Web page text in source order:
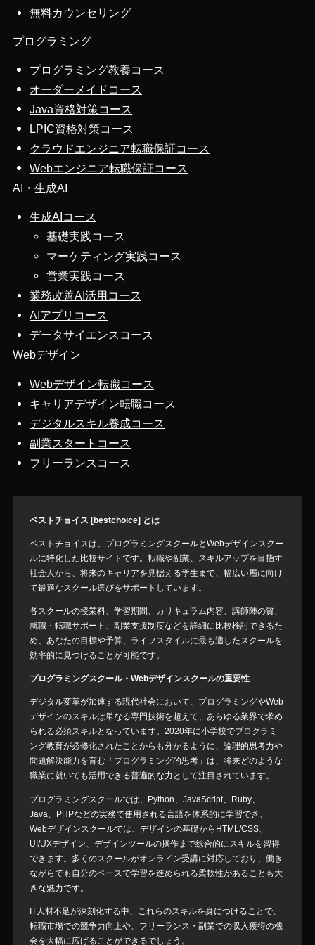
無料カウンセリング
プログラミング
プログラミング教養コース
オーダーメイドコース
Java資格対策コース
LPIC資格対策コース
クラウドエンジニア転職保証コース
Webエンジニア転職保証コース
AI・生成AI
生成AIコース
基礎実践コース
マーケティング実践コース
営業実践コース
業務改善AI活用コース
AIアプリコース
データサイエンスコース
Webデザイン
Webデザイン転職コース
キャリアデザイン転職コース
デジタルスキル養成コース
副業スタートコース
フリーランスコース
ベストチョイス [bestchoice] とは
ベストチョイスは、プログラミングスクールとWebデザインスクー
ルに特化した比較サイトです。転職や副業、スキルアップを目指す
社会人から、将来のキャリアを見据える学生まで、幅広い層に向け
て最適なスクール選びをサポートしています。
各スクールの授業料、学習期間、カリキュラム内容、講師陣の質、
就職・転職サポート、副業支援制度などを詳細に比較検討できるた
め、あなたの目標や予算、ライフスタイルに最も適したスクールを
効率的に見つけることが可能です。
プログラミングスクール・Webデザインスクールの重要性
デジタル変革が加速する現代社会において、プログラミングやWeb
デザインのスキルは単なる専門技術を超えて、あらゆる業界で求め
られる必須スキルとなっています。2020年に小学校でプログラミ
ング教育が必修化されたことからも分かるように、論理的思考力や
問題解決能力を育む「プログラミング的思考」は、将来どのような
職業に就いても活用できる普遍的な力として注目されています。
プログラミングスクールでは、Python、JavaScript、Ruby、
Java、PHPなどの実務で使用される言語を体系的に学習でき、
Webデザインスクールでは、デザインの基礎からHTML/CSS、
UI/UXデザイン、デザインツールの操作まで総合的にスキルを習得
できます。多くのスクールがオンライン受講に対応しており、働き
ながらでも自分のペースで学習を進められる柔軟性があることも大
きな魅力です。
IT人材不足が深刻化する中、これらのスキルを身につけることで、
転職市場での競争力向上や、フリーランス・副業での収入獲得の機
会を大幅に広げることができるでしょう。